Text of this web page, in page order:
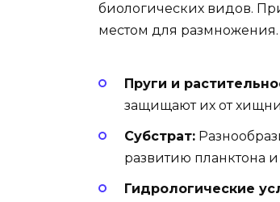
биологических видов.
местом для размножения.
Пруги и
защищают их от
Субстрат:
развитию планктона
Гидрологические